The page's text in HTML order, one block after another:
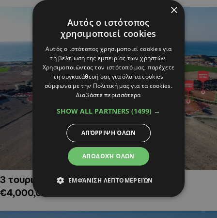
3 τουριστικά χωράφια στην Αλαμινό,
€4,000,000
×
Αυτός ο ιστότοπος
χρησιμοποιεί cookies
Αυτός ο ιστότοπος χρησιμοποιεί cookies για
τη βελτίωση της εμπειρίας των χρηστών.
Χρησιμοποιώντας τον ιστότοπό μας, παρέχετε
τη συγκατάθεσή σας για όλα τα cookies
σύμφωνα με την Πολιτική μας για τα cookies.
Διαβάστε περισσότερα
SHOW ALL PARTNERS (1499) →
ΑΠΟΔΟΧΉ ΌΛΩΝ
ΑΠΌΡΡΙΨΗ ΌΛΩΝ
ΕΜΦΆΝΙΣΗ ΛΕΠΤΟΜΕΡΕΙΏΝ